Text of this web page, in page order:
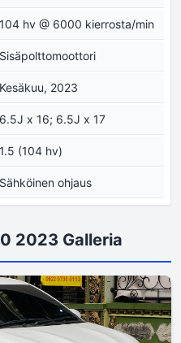
104 hv @ 6000 kierrosta/min
Sisäpolttomoottori
Kesäkuu, 2023
6.5J x 16; 6.5J x 17
1.5 (104 hv)
Sähköinen ohjaus
2023 Galleria